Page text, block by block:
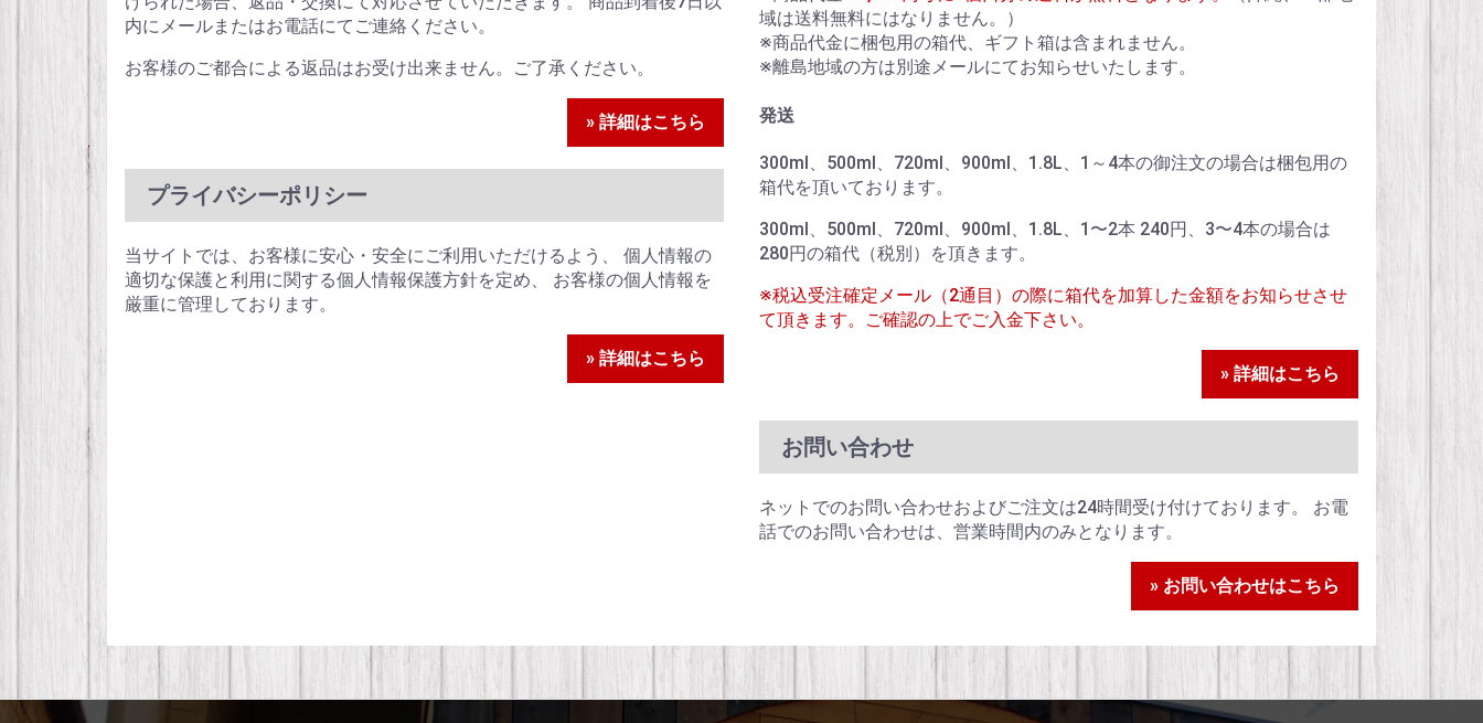
内にメールまたはお電話にてご連絡ください。
お客様のご都合による返品はお受け出来ません。ご了承ください。
» 詳細はこちら
プライバシーポリシー
当サイトでは、お客様に安心・安全にご利用いただけるよう、 個人情報の
適切な保護と利用に関する個人情報保護方針を定め、 お客様の個人情報を
厳重に管理しております。
» 詳細はこちら
域は送料無料にはなりません。）
※商品代金に梱包用の箱代、ギフト箱は含まれません。
※離島地域の方は別途メールにてお知らせいたします。
発送
300ml、500ml、720ml、900ml、1.8L、1～4本の御注文の場合は梱包用の
箱代を頂いております。
300ml、500ml、720ml、900ml、1.8L、1〜2本 240円、3〜4本の場合は
280円の箱代（税別）を頂きます。
※税込受注確定メール（2通目）の際に箱代を加算した金額をお知らせさせ
て頂きます。ご確認の上でご入金下さい。
» 詳細はこちら
お問い合わせ
ネットでのお問い合わせおよびご注文は24時間受け付けております。 お電
話でのお問い合わせは、営業時間内のみとなります。
» お問い合わせはこちら